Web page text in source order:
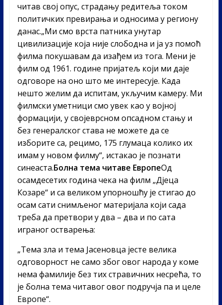
читав свој опус, страдању редитеља током
политичких превирања и односима у региону
данас.„Ми смо врста патника унутар
цивилизације која није слободна и ја уз помоћ
филма покушавам да изађем из тога. Мени је
филм од 1961. године пријатељ који ми даје
одговоре на оно што ме интересује. Када
нешто желим да испитам, укључим камеру. Ми
филмски уметници смо увек као у војној
формацији, у својеврсном опсадном стању и
без генералског става не можете да се
изборите са, рецимо, 175 глумаца колико их
имам у новом филму“, истакао је познати
синеаста.Болна тема читаве ЕвропеОд
осамдесетих година чека на филм „Дјеца
Козаре“ и са великом упорношћу је стигао до
осам сати снимљеног материјала који сада
треба да претвори у два – два и по сата
играног остварења:
„Тема зла и тема Јасеновца јесте велика
одговорност не само због овог народа у коме
нема фамилије без тих стравичних несрећа, то
је болна тема читавог овог подручја па и целе
Европе“.